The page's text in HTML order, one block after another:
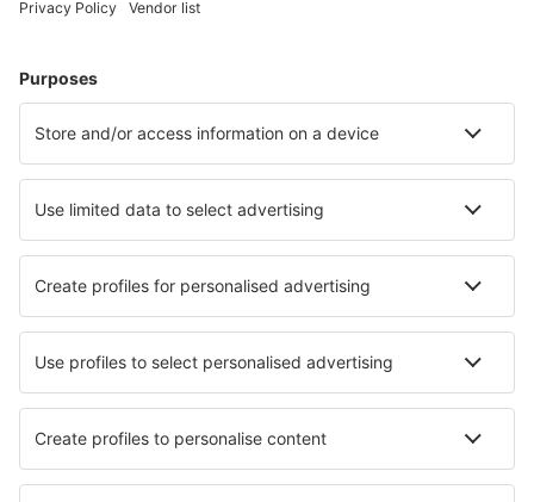
Hotels Westerhever Hotels in Langeoog Hotels in Varel
Hotels in Esens
Beste hotels - steden
Hotels in The Vines Hotels in Malibu
Hotels in Almendralejo Hotels in Villammare